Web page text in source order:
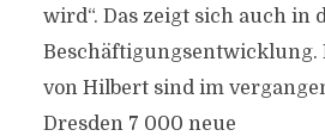
wird“. Das zeigt sich auch in
Beschäftigungsentwicklung.
von Hilbert sind im
Dresden 7 000 neue